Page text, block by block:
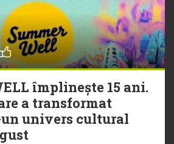
împlinește 15 ani.
a transformat
univers cultural